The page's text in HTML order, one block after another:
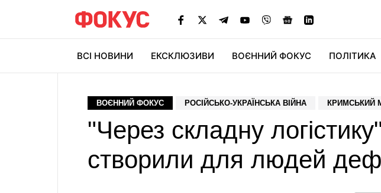
ВСІ НОВИНИ ЕКСКЛЮЗИВИ ВОЄННИЙ ФОКУС ПОЛІТИКА
ВОЄННИЙ ФОКУС РОСІЙСЬКО-УКРАЇНСЬКА ВІЙНА КРИМСЬКИЙ
"Через складну
створили для людей